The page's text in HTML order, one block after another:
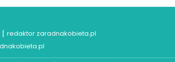
| redaktor zaradnakobieta.pl